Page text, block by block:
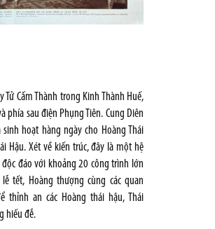
Tử Cấm Thành trong Kinh Thành Huế,
phía sau điện Phụng Tiên. Cung Diên
hoạt hàng ngày cho Hoàng Thái
Hậu. Xét về kiến trúc, đây là một hệ
đáo với khoảng 20 công trình lớn
tết, Hoàng thượng cùng các quan
an các Hoàng thái hậu, Thái
hiếu đễ.